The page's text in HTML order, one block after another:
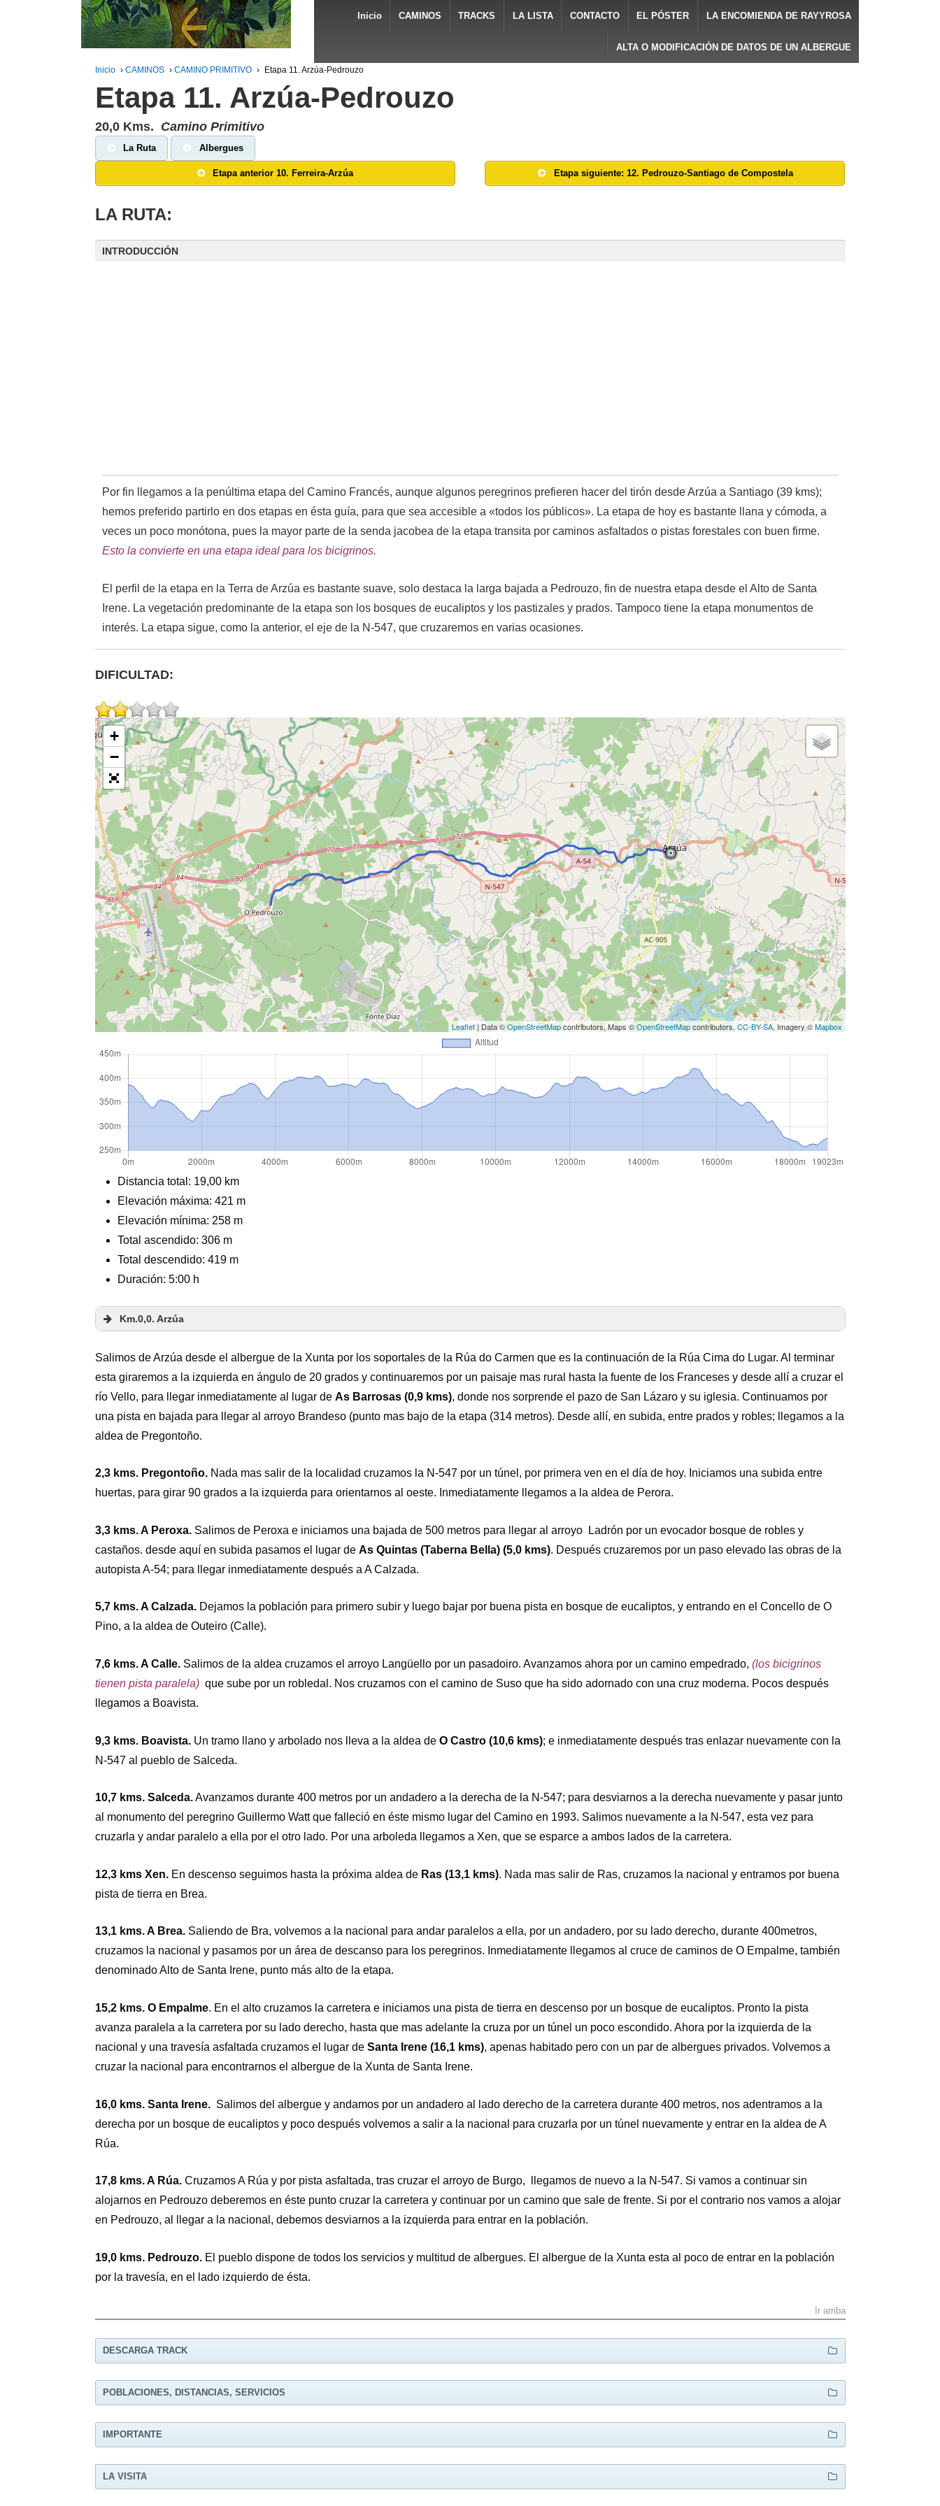
Inicio CAMINOS TRACKS LA LISTA CONTACTO EL PÓSTER LA ENCOMIENDA DE RAYYROSA
ALTA O MODIFICACIÓN DE DATOS DE UN ALBERGUE
Inicio › CAMINOS › CAMINO PRIMITIVO › Etapa 11. Arzúa-Pedrouzo
Etapa 11. Arzúa-Pedrouzo
20,0 Kms. Camino Primitivo
La Ruta Albergues
Etapa anterior 10. Ferreira-Arzúa Etapa siguiente: 12. Pedrouzo-Santiago de Compostela
LA RUTA:
INTRODUCCIÓN
Por fin llegamos a la penúltima etapa del Camino Francés, aunque algunos peregrinos prefieren hacer del tirón desde Arzúa a Santiago (39 kms);
hemos preferido partirlo en dos etapas en ésta guía, para que sea accesible a «todos los públicos». La etapa de hoy es bastante llana y cómoda, a
veces un poco monótona, pues la mayor parte de la senda jacobea de la etapa transita por caminos asfaltados o pistas forestales con buen firme.
Esto la convierte en una etapa ideal para los bicigrinos.
El perfil de la etapa en la Terra de Arzúa es bastante suave, solo destaca la larga bajada a Pedrouzo, fin de nuestra etapa desde el Alto de Santa
Irene. La vegetación predominante de la etapa son los bosques de eucaliptos y los pastizales y prados. Tampoco tiene la etapa monumentos de
interés. La etapa sigue, como la anterior, el eje de la N-547, que cruzaremos en varias ocasiones.
DIFICULTAD:
+
−
Leaflet| Data ©OpenStreetMapcontributors, Maps ©OpenStreetMapcontributors, CC-BY-SA, Imagery ©Mapbox
Distancia total: 19,00 km
Elevación máxima: 421 m
Elevación mínima: 258 m
Total ascendido: 306 m
Total descendido: 419 m
Duración: 5:00 h
Km.0,0. Arzúa
Salimos de Arzúa desde el albergue de la Xunta por los soportales de la Rúa do Carmen que es la continuación de la Rúa Cima do Lugar. Al terminar
esta giraremos a la izquierda en ángulo de 20 grados y continuaremos por un paisaje mas rural hasta la fuente de los Franceses y desde allí a cruzar el
río Vello, para llegar inmediatamente al lugar de As Barrosas (0,9 kms), donde nos sorprende el pazo de San Lázaro y su iglesia. Continuamos por
una pista en bajada para llegar al arroyo Brandeso (punto mas bajo de la etapa (314 metros). Desde allí, en subida, entre prados y robles; llegamos a la
aldea de Pregontoño.
2,3 kms. Pregontoño.Nada mas salir de la localidad cruzamos la N-547 por un túnel, por primera ven en el día de hoy. Iniciamos una subida entre
huertas, para girar 90 grados a la izquierda para orientarnos al oeste. Inmediatamente llegamos a la aldea de Perora.
3,3 kms. A Peroxa.Salimos de Peroxa e iniciamos una bajada de 500 metros para llegar al arroyo Ladrón por un evocador bosque de robles y
castaños. desde aquí en subida pasamos el lugar de As Quintas (Taberna Bella) (5,0 kms). Después cruzaremos por un paso elevado las obras de la
autopista A-54; para llegar inmediatamente después a A Calzada.
5,7 kms. A Calzada.Dejamos la población para primero subir y luego bajar por buena pista en bosque de eucaliptos, y entrando en el Concello de O
Pino, a la aldea de Outeiro (Calle).
7,6 kms. A Calle.Salimos de la aldea cruzamos el arroyo Langüello por un pasadoiro. Avanzamos ahora por un camino empedrado, (los bicigrinos
tienen pista paralela) que sube por un robledal. Nos cruzamos con el camino de Suso que ha sido adornado con una cruz moderna. Pocos después
llegamos a Boavista.
9,3 kms. Boavista.Un tramo llano y arbolado nos lleva a la aldea de O Castro (10,6 kms); e inmediatamente después tras enlazar nuevamente con la
N-547 al pueblo de Salceda.
10,7 kms. Salceda.Avanzamos durante 400 metros por un andadero a la derecha de la N-547; para desviarnos a la derecha nuevamente y pasar junto
al monumento del peregrino Guillermo Watt que falleció en éste mismo lugar del Camino en 1993. Salimos nuevamente a la N-547, esta vez para
cruzarla y andar paralelo a ella por el otro lado. Por una arboleda llegamos a Xen, que se esparce a ambos lados de la carretera.
12,3 kms Xen.En descenso seguimos hasta la próxima aldea de Ras (13,1 kms). Nada mas salir de Ras, cruzamos la nacional y entramos por buena
pista de tierra en Brea.
13,1 kms. A Brea.Saliendo de Bra, volvemos a la nacional para andar paralelos a ella, por un andadero, por su lado derecho, durante 400metros,
cruzamos la nacional y pasamos por un área de descanso para los peregrinos. Inmediatamente llegamos al cruce de caminos de O Empalme, también
denominado Alto de Santa Irene, punto más alto de la etapa.
15,2 kms. O Empalme. En el alto cruzamos la carretera e iniciamos una pista de tierra en descenso por un bosque de eucaliptos. Pronto la pista
avanza paralela a la carretera por su lado derecho, hasta que mas adelante la cruza por un túnel un poco escondido. Ahora por la izquierda de la
nacional y una travesía asfaltada cruzamos el lugar de Santa Irene (16,1 kms), apenas habitado pero con un par de albergues privados. Volvemos a
cruzar la nacional para encontrarnos el albergue de la Xunta de Santa Irene.
16,0 kms. Santa Irene.Salimos del albergue y andamos por un andadero al lado derecho de la carretera durante 400 metros, nos adentramos a la
derecha por un bosque de eucaliptos y poco después volvemos a salir a la nacional para cruzarla por un túnel nuevamente y entrar en la aldea de A
Rúa.
17,8 kms. A Rúa.Cruzamos A Rúa y por pista asfaltada, tras cruzar el arroyo de Burgo, llegamos de nuevo a la N-547. Si vamos a continuar sin
alojarnos en Pedrouzo deberemos en éste punto cruzar la carretera y continuar por un camino que sale de frente. Si por el contrario nos vamos a alojar
en Pedrouzo, al llegar a la nacional, debemos desviarnos a la izquierda para entrar en la población.
19,0 kms. Pedrouzo.El pueblo dispone de todos los servicios y multitud de albergues. El albergue de la Xunta esta al poco de entrar en la población
por la travesía, en el lado izquierdo de ésta.
Ir arriba
DESCARGA TRACK
POBLACIONES, DISTANCIAS, SERVICIOS
ARZÚA
IMPORTANTE
LA VISITA